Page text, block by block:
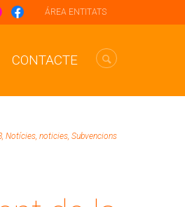
ÁREA ENTITATS
CONTACTE
Notícies, noticies, Subvencions